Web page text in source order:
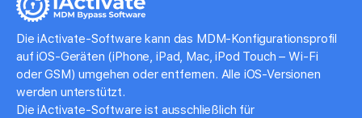
Die iActivate-Software kann das MDM-Konfigurationsprofil
auf iOS-Geräten (iPhone, iPad, Mac, iPod Touch – Wi-Fi
oder GSM) umgehen oder entfernen. Alle iOS-Versionen
werden unterstützt.
Die iActivate-Software ist ausschließlich für